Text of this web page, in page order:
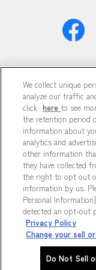
掲載している情報
なる場合がござい
掲載している情報
異なる可能性がご
掲載商品は数に限
ださい。
商品の詳細は各店
特に記載がない場
掲載の記事、写真
します。
Do Not Sell
Copyright
We collect unique
analyze our traffic
click hereto see
the retention period
information about
analytics and
other information
they have collected
the right to opt out
information by us.
Personal
detected an opt-out
Privacy Policy
Change your sell
Do Not Sell